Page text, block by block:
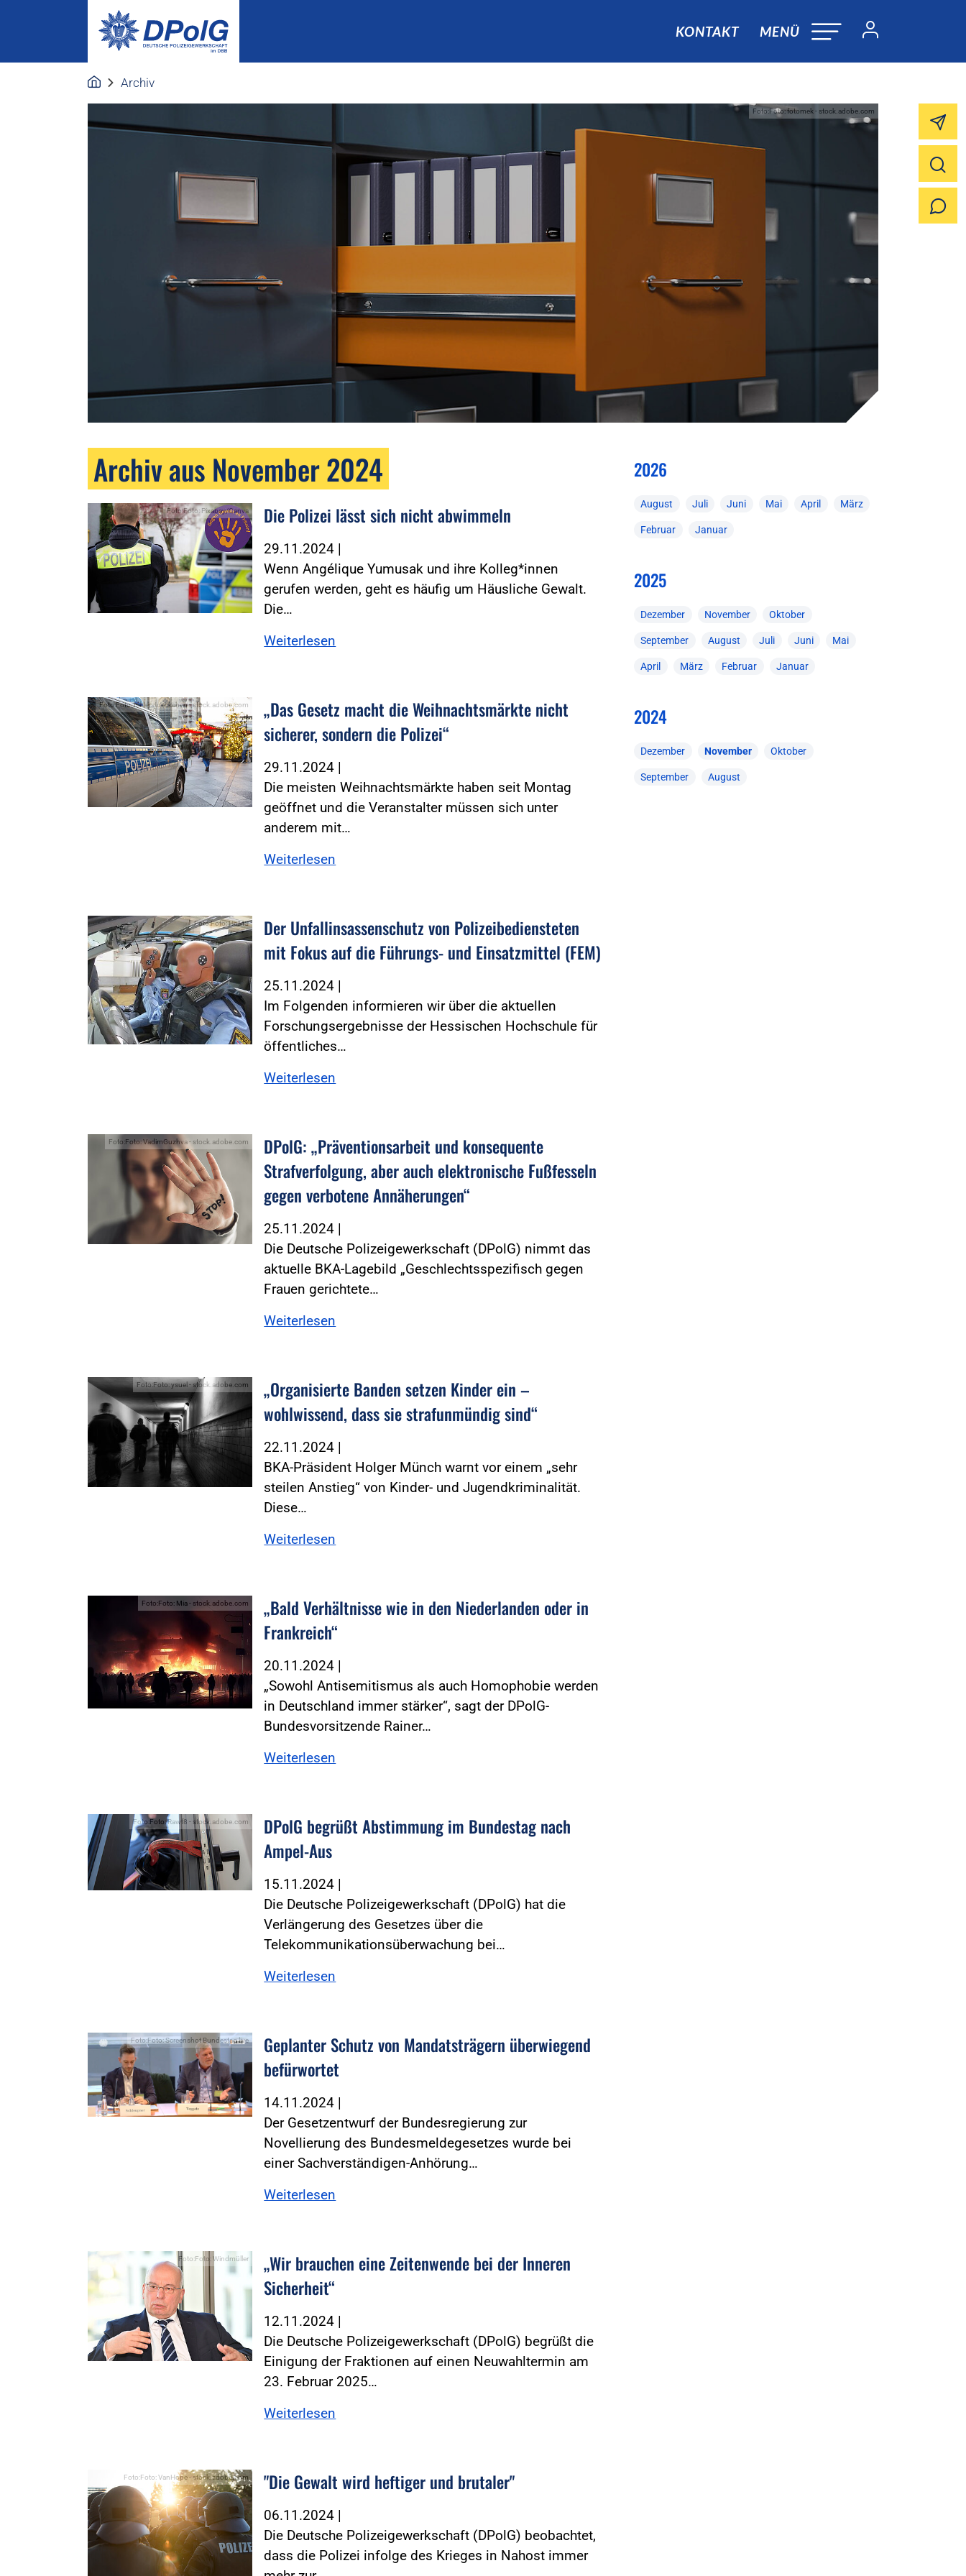
KONTAKT MENÜ
Archiv
Foto:Foto: fotomek - stock.adobe.com
Archiv aus November 2024
Foto:Foto: Pixabay/Canva Die Polizei lässt sich nicht abwimmeln
29.11.2024 |
Wenn Angélique Yumusak und ihre Kolleg*innen
gerufen werden, geht es häufig um Häusliche Gewalt.
Die…
Weiterlesen
Foto:Foto: bilderstoeckchen - stock.adobe.com
„Das Gesetz macht die Weihnachtsmärkte nicht
sicherer, sondern die Polizei“
29.11.2024 |
Die meisten Weihnachtsmärkte haben seit Montag
geöffnet und die Veranstalter müssen sich unter
anderem mit…
Weiterlesen
Foto:Foto: HöMS
Der Unfallinsassenschutz von ­Polizeibediensteten
mit Fokus auf die Führungs- und Einsatzmittel (FEM)
25.11.2024 |
Im Folgenden informieren wir über die aktuellen
Forschungsergebnisse der Hessischen Hochschule für
öffentliches…
Weiterlesen
Foto:Foto: VadimGuzhva - stock.adobe.com
DPolG: „Präventionsarbeit und konsequente
Strafverfolgung, aber auch elektronische Fußfesseln
gegen verbotene Annäherungen“
25.11.2024 |
Die Deutsche Polizeigewerkschaft (DPolG) nimmt das
aktuelle BKA-Lagebild „Geschlechtsspezifisch gegen
Frauen gerichtete…
Weiterlesen
Foto:Foto: ysuel - stock.adobe.com
„Organisierte Banden setzen Kinder ein –
wohlwissend, dass sie strafunmündig sind“
22.11.2024 |
BKA-Präsident Holger Münch warnt vor einem „sehr
steilen Anstieg“ von Kinder- und Jugendkriminalität.
Diese…
Weiterlesen
Foto:Foto: Mia - stock.adobe.com
„Bald Verhältnisse wie in den Niederlanden oder in
Frankreich“
20.11.2024 |
„Sowohl Antisemitismus als auch Homophobie werden
in Deutschland immer stärker“, sagt der DPolG-
Bundesvorsitzende Rainer…
Weiterlesen
Foto:Foto: Rawf8 - stock.adobe.com
DPolG begrüßt Abstimmung im Bundestag nach
Ampel-Aus
15.11.2024 |
Die Deutsche Polizeigewerkschaft (DPolG) hat die
Verlängerung des Gesetzes über die
Telekommunikationsüberwachung bei…
Weiterlesen
Foto:Foto: Screenshot Bundestag live
Geplanter Schutz von Mandatsträgern überwiegend
befürwortet
14.11.2024 |
Der Gesetzentwurf der Bundesregierung zur
Novellierung des Bundesmeldegesetzes wurde bei
einer Sachverständigen-Anhörung…
Weiterlesen
Foto:Foto: Windmüller
„Wir brauchen eine Zeitenwende bei der Inneren
Sicherheit“
12.11.2024 |
Die Deutsche Polizeigewerkschaft (DPolG) begrüßt die
Einigung der Fraktionen auf einen Neuwahltermin am
23. Februar 2025…
Weiterlesen
Foto:Foto: VanHope - stock.adobe.com "Die Gewalt wird heftiger und brutaler"
06.11.2024 |
Die Deutsche Polizeigewerkschaft (DPolG) beobachtet,
dass die Polizei infolge des Krieges in Nahost immer
2026
August Juli Juni Mai April März
Februar Januar
2025
Dezember November Oktober
September August Juli Juni Mai
April März Februar Januar
2024
Dezember November Oktober
September August